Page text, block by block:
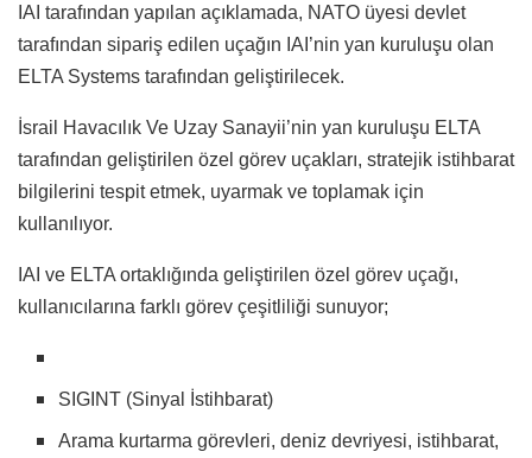
IAI tarafından yapılan açıklamada, NATO üyesi devlet
tarafından sipariş edilen uçağın IAI’nin yan kuruluşu olan
ELTA Systems tarafından geliştirilecek.
İsrail Havacılık Ve Uzay Sanayii’nin yan kuruluşu ELTA
tarafından geliştirilen özel görev uçakları, stratejik istihbarat
bilgilerini tespit etmek, uyarmak ve toplamak için
kullanılıyor.
IAI ve ELTA ortaklığında geliştirilen özel görev uçağı,
kullanıcılarına farklı görev çeşitliliği sunuyor;
SIGINT (Sinyal İstihbarat)
Arama kurtarma görevleri, deniz devriyesi, istihbarat,